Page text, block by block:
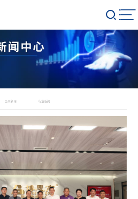
公司新闻 行业新闻